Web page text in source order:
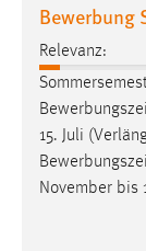
Bewerbung
Relevanz:
15. Juli
November bis
Chat
chat-
Zweck:
Wird